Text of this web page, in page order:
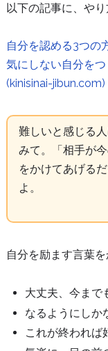
以下の記事に、やり
自分を認める3つの
気にしない自分を
(kinisinai-jibun.com)
難しいと感じる
みて。「相手が
をかけてあげる
よ。
自分を励ます言葉
大丈夫、今まで
なるようにしか
これが終われば